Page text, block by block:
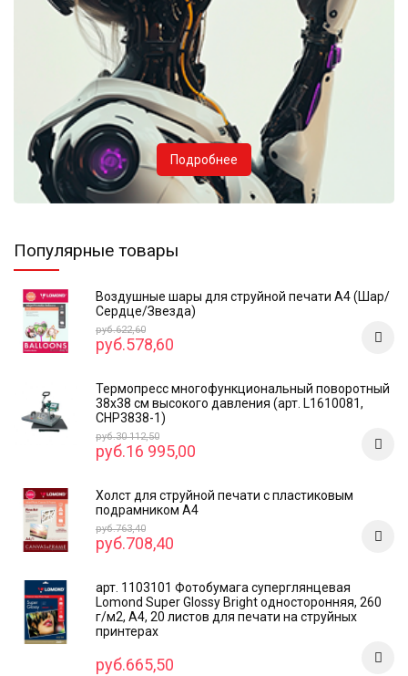
Подробнее
Популярные товары
Воздушные шары для струйной печати А4 (Шар/
Сердце/Звезда)
руб.622,60
руб.578,60
Термопресс многофункциональный поворотный
38х38 см высокого давления (арт. L1610081,
CHP3838-1)
руб.30 112,50
руб.16 995,00
Холст для струйной печати с пластиковым
подрамником А4
руб.763,40
руб.708,40
арт. 1103101 Фотобумага суперглянцевая
Lomond Super Glossy Bright односторонняя, 260
г/м2, А4, 20 листов для печати на струйных
принтерах
руб.665,50